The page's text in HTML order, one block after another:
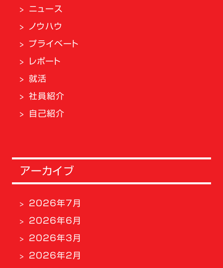
ニュース
ノウハウ
プライベート
レポート
就活
社員紹介
自己紹介
アーカイブ
2026年7月
2026年6月
2026年3月
2026年2月